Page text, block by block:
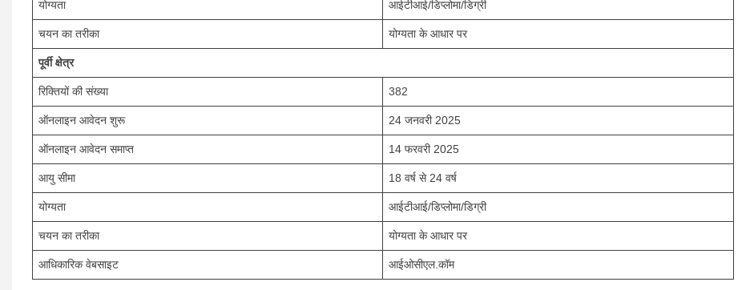
योग्यता आईटीआई/डिप्लोमा/डिग्री
चयन का तरीका योग्यता के आधार पर
पूर्वी क्षेत्र
रिक्तियों की संख्या 382
ऑनलाइन आवेदन शुरू 24 जनवरी 2025
ऑनलाइन आवेदन समाप्त 14 फरवरी 2025
आयु सीमा 18 वर्ष से 24 वर्ष
योग्यता आईटीआई/डिप्लोमा/डिग्री
चयन का तरीका योग्यता के आधार पर
आधिकारिक वेबसाइट आईओसीएल.कॉम